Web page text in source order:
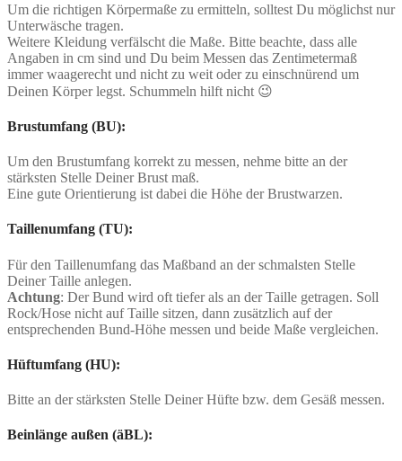
Um die richtigen Körpermaße zu ermitteln, solltest Du möglichst nur
Unterwäsche tragen.
Weitere Kleidung verfälscht die Maße. Bitte beachte, dass alle
Angaben in cm sind und Du beim Messen das Zentimetermaß
immer waagerecht und nicht zu weit oder zu einschnürend um
Deinen Körper legst. Schummeln hilft nicht 😉
Brustumfang (BU):
Um den Brustumfang korrekt zu messen, nehme bitte an der
stärksten Stelle Deiner Brust maß.
Eine gute Orientierung ist dabei die Höhe der Brustwarzen.
Taillenumfang (TU):
Für den Taillenumfang das Maßband an der schmalsten Stelle
Deiner Taille anlegen.
Achtung: Der Bund wird oft tiefer als an der Taille getragen. Soll
Rock/Hose nicht auf Taille sitzen, dann zusätzlich auf der
entsprechenden Bund-Höhe messen und beide Maße vergleichen.
Hüftumfang (HU):
Bitte an der stärksten Stelle Deiner Hüfte bzw. dem Gesäß messen.
Beinlänge außen (äBL):